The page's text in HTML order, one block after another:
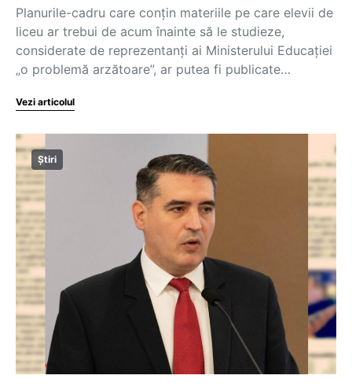
Planurile-cadru care conțin materiile pe care elevii de
liceu ar trebui de acum înainte să le studieze,
considerate de reprezentanți ai Ministerului Educației
„o problemă arzătoare”, ar putea fi publicate…
Vezi articolul
Știri